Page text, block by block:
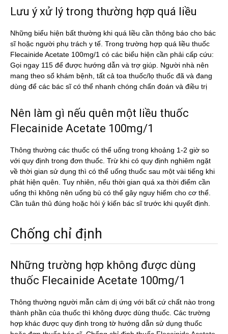
Lưu ý xử lý trong thường hợp quá liều
Những biểu hiện bất thường khi quá liều cần thông báo cho bác
sĩ hoặc người phụ trách y tế. Trong trường hợp quá liều thuốc
Flecainide Acetate 100mg/1 có các biểu hiện cần phải cấp cứu:
Gọi ngay 115 để được hướng dẫn và trợ giúp. Người nhà nên
mang theo sổ khám bệnh, tất cả toa thuốc/lọ thuốc đã và đang
dùng để các bác sĩ có thể nhanh chóng chẩn đoán và điều trị
Nên làm gì nếu quên một liều thuốc
Flecainide Acetate 100mg/1
Thông thường các thuốc có thể uống trong khoảng 1-2 giờ so
với quy định trong đơn thuốc. Trừ khi có quy định nghiêm ngặt
về thời gian sử dụng thì có thể uống thuốc sau một vài tiếng khi
phát hiện quên. Tuy nhiên, nếu thời gian quá xa thời điểm cần
uống thì không nên uống bù có thể gây nguy hiểm cho cơ thể.
Cần tuân thủ đúng hoặc hỏi ý kiến bác sĩ trước khi quyết định.
Chống chỉ định
Những trường hợp không được dùng
thuốc Flecainide Acetate 100mg/1
Thông thường người mẫn cảm dị ứng với bất cứ chất nào trong
thành phần của thuốc thì không được dùng thuốc. Các trường
hợp khác được quy định trong tờ hướng dẫn sử dụng thuốc